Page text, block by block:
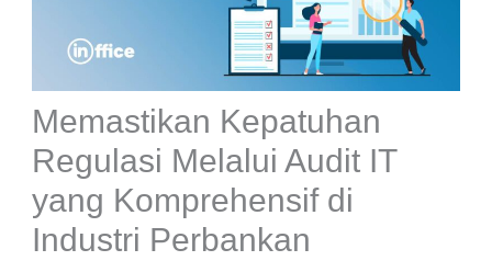
Memastikan Kepatuhan
Regulasi Melalui Audit IT
yang Komprehensif di
Industri Perbankan